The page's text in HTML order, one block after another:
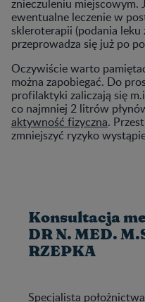
znieczuleniu miejscowym.
ewentualne leczenie w
skleroterapii (podania leku
przeprowadza się już po
Oczywiście warto
można zapobiegać. Do
profilaktyki zaliczają się
co najmniej 2 litrów
aktywność fizyczna.
zmniejszyć ryzyko
Konsultacja
DR N. MED.
RZEPKA
Specjalista